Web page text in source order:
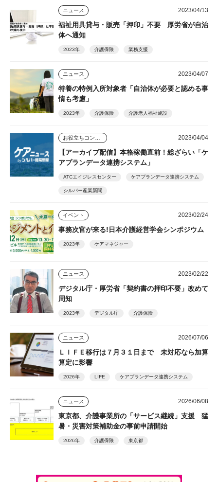
ニュース 2023/04/13
福祉用具貸与・販売「押印」不要 厚労省が自治
体へ通知
2023年 介護保険 業務支援
ニュース 2023/04/07
特養の特例入所対象者「自治体が必要と認める事
情も考慮」
2023年 介護保険 介護老人福祉施設
お役立ちコンテンツ 2023/04/04
【アーカイブ配信】本格稼働直前！総ざらい「ケ
アプランデータ連携システム」
ATCエイジレスセンター ケアプランデータ連携システム
シルバー産業新聞
イベント 2023/02/24
事務次官が来る!日本介護経営学会シンポジウム
2023年 ケアマネジャー
ニュース 2023/02/22
デジタル庁・厚労省「契約書の押印不要」改めて
周知
2023年 デジタル庁 介護保険
ニュース 2026/07/06
ＬＩＦＥ移行は７月３１日まで 未対応なら加算
算定に影響
2026年 LIFE ケアプランデータ連携システム
ニュース 2026/06/08
東京都、介護事業所の「サービス継続」支援 猛
暑・災害対策補助金の事前申請開始
2026年 介護保険 東京都